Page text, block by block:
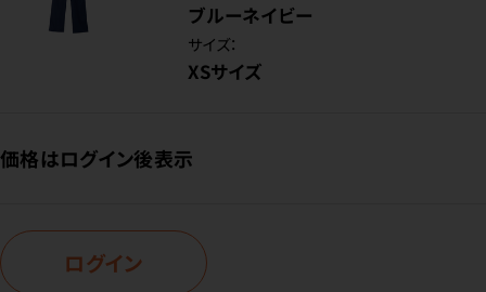
ブルーネイビー
サイズ：
XSサイズ
価格はログイン後表示
ログイン